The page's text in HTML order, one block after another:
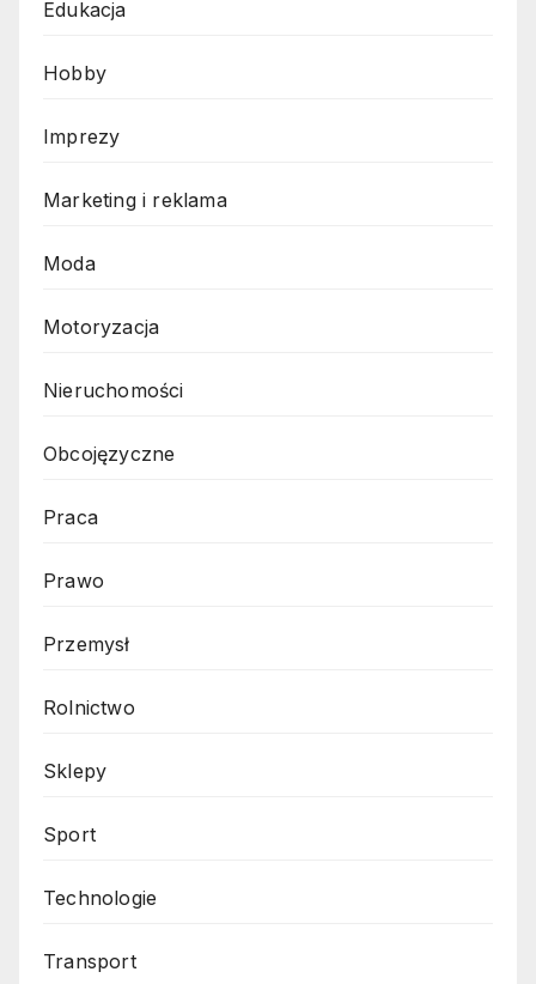
Edukacja
Hobby
Imprezy
Marketing i reklama
Moda
Motoryzacja
Nieruchomości
Obcojęzyczne
Praca
Prawo
Przemysł
Rolnictwo
Sklepy
Sport
Technologie
Transport